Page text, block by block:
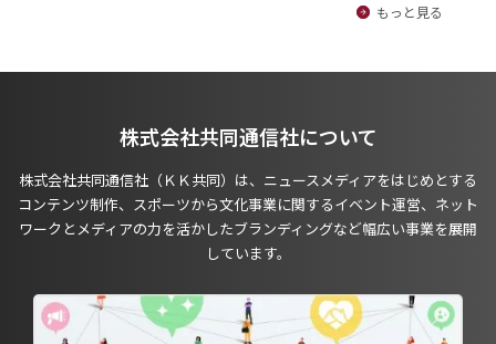
もっと見る
株式会社共同通信社について
株式会社共同通信社（ＫＫ共同）は、ニュースメディアをはじめとする
コンテンツ制作、スポーツから文化事業に関するイベント運営、ネット
ワークとメディアの力を活かしたブランディングなど幅広い事業を展開
しています。